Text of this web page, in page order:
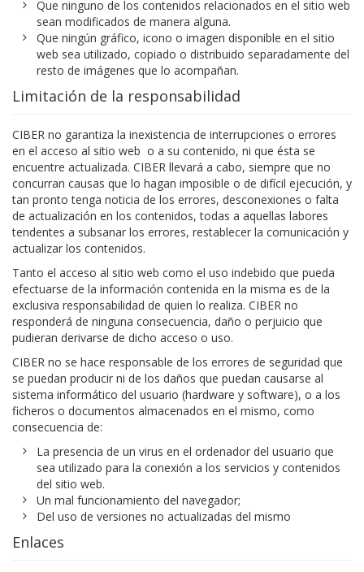
Que ninguno de los contenidos relacionados en el sitio web
sean modificados de manera alguna.
Que ningún gráfico, icono o imagen disponible en el sitio
web sea utilizado, copiado o distribuido separadamente del
resto de imágenes que lo acompañan.
Limitación de la responsabilidad
CIBER no garantiza la inexistencia de interrupciones o errores
en el acceso al sitio web o a su contenido, ni que ésta se
encuentre actualizada. CIBER llevará a cabo, siempre que no
concurran causas que lo hagan imposible o de difícil ejecución, y
tan pronto tenga noticia de los errores, desconexiones o falta
de actualización en los contenidos, todas a aquellas labores
tendentes a subsanar los errores, restablecer la comunicación y
actualizar los contenidos.
Tanto el acceso al sitio web como el uso indebido que pueda
efectuarse de la información contenida en la misma es de la
exclusiva responsabilidad de quien lo realiza. CIBER no
responderá de ninguna consecuencia, daño o perjuicio que
pudieran derivarse de dicho acceso o uso.
CIBER no se hace responsable de los errores de seguridad que
se puedan producir ni de los daños que puedan causarse al
sistema informático del usuario (hardware y software), o a los
ficheros o documentos almacenados en el mismo, como
consecuencia de:
La presencia de un virus en el ordenador del usuario que
sea utilizado para la conexión a los servicios y contenidos
del sitio web.
Un mal funcionamiento del navegador;
Del uso de versiones no actualizadas del mismo
Enlaces